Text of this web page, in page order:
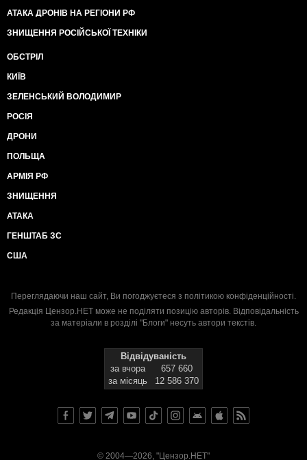
АТАКА ДРОНІВ НА РЕГІОНИ РФ
ЗНИЩЕННЯ РОСІЙСЬКОЇ ТЕХНІКИ
ОБСТРІЛ
КИЇВ
ЗЕЛЕНСЬКИЙ ВОЛОДИМИР
РОСІЯ
ДРОНИ
ПОЛЬЩА
АРМІЯ РФ
ЗНИЩЕННЯ
АТАКА
ГЕНШТАБ ЗС
США
Переглядаючи наш сайт, Ви погоджуєтеся з політикою конфіденційності.
Редакція Цензор.НЕТ може не поділяти позицію авторів. Відповідальність
за матеріали в розділі "Блоги" несуть автори текстів.
Відвідуваність
за вчора
657 660
за місяць
12 586 370
© 2004—2026, "Цензор.НЕТ"